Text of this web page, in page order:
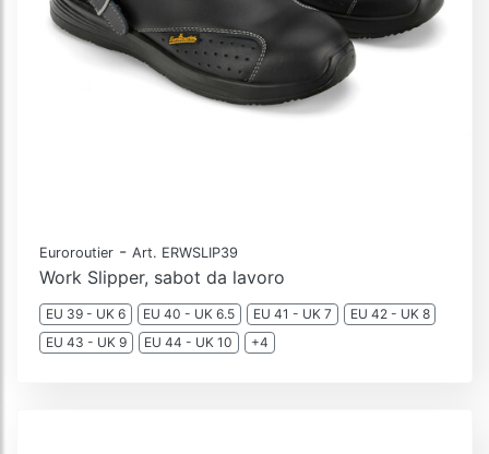
Euroroutier - Art. ERWSLIP39
Work Slipper, sabot da lavoro
EU 39 - UK 6 EU 40 - UK 6.5 EU 41 - UK 7
EU 42 - UK 8
EU 43 - UK 9
EU 44 - UK 10 +4